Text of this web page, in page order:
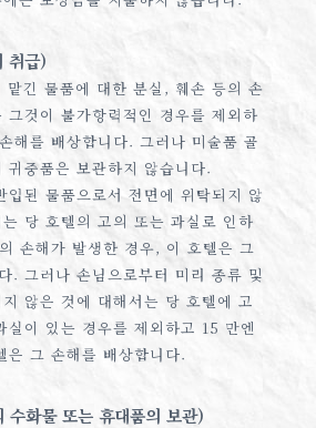
취급)
맡긴 물품에 대한 분실, 훼손 등의 손
그것이 불가항력적인 경우를 제외하
해를 배상합니다. 그러나 미술품 골
귀중품은 보관하지 않습니다.
된 물품으로서 전면에 위탁되지 않
당 호텔의 고의 또는 과실로 인하
손해가 발생한 경우, 이 호텔은 그
. 그러나 손님으로부터 미리 종류 및
않은 것에 대해서는 당 호텔에 고
실이 있는 경우를 제외하고 15 만엔
은 그 손해를 배상합니다.
화물 또는 휴대품의 보관)